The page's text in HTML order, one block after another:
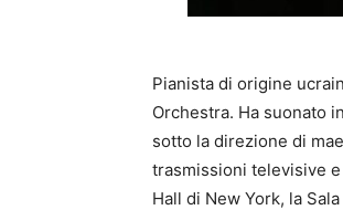
Pianista di origine
Orchestra. Ha suonato
sotto la direzione di
trasmissioni televisive
Hall di New York, la